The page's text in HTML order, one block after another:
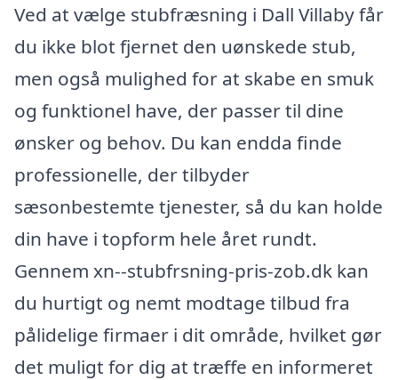
Ved at vælge stubfræsning i Dall Villaby får
du ikke blot fjernet den uønskede stub,
men også mulighed for at skabe en smuk
og funktionel have, der passer til dine
ønsker og behov. Du kan endda finde
professionelle, der tilbyder
sæsonbestemte tjenester, så du kan holde
din have i topform hele året rundt.
Gennem xn--stubfrsning-pris-zob.dk kan
du hurtigt og nemt modtage tilbud fra
pålidelige firmaer i dit område, hvilket gør
det muligt for dig at træffe en informeret